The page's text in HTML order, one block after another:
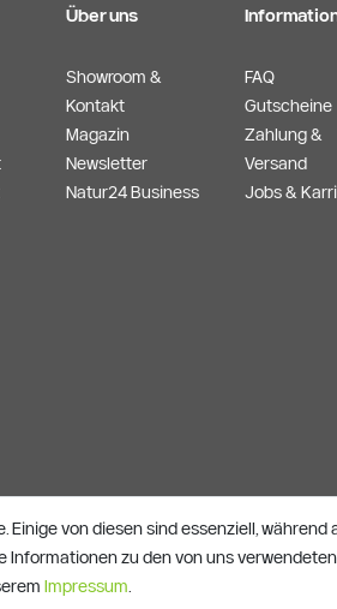
Über uns
Showroom &
Kontakt
Magazin
Newsletter
Natur24 Business
FAQ
Gutscheine
Zahlung &
Versand
Jobs &
Einige von diesen sind essenziell,
Informationen zu den von uns
Impressum